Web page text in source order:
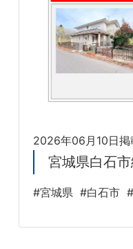
2026年06月10日掲
宮城県白石
#宮城県 #白石市